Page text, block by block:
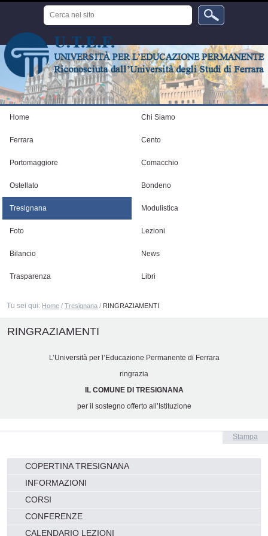
Cerca
nel
sito
Home Chi Siamo
Ferrara Cento
Portomaggiore Comacchio
Ostellato Bondeno
Tresignana Modulistica
Foto Lezioni
Bilancio News
Trasparenza Libri
Tu sei qui: Home /Tresignana / RINGRAZIAMENTI
RINGRAZIAMENTI
L’Università per l’Educazione Permanente di Ferrara
ringrazia
IL COMUNE DI TRESIGNANA
per il sostegno offerto all’Istituzione
Stampa
Navigazione
COPERTINA TRESIGNANA
INFORMAZIONI
CORSI
CONFERENZE
CALENDARIO LEZIONI